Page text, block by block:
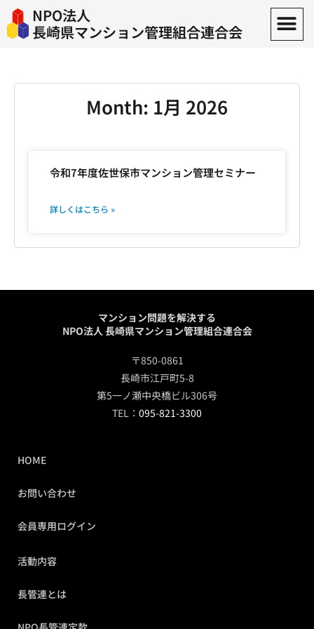
NPO法人
長崎県マンション管理組合連合会
Month: 1月 2026
令和7年度佐世保市マンション管理セミナー
詳しくはこちら »
マンション問題を解決する
NPO法人 長崎県マンション管理組合連合会
〒850-0861
長崎市江戸町5-8
第5一ノ瀬中央橋ビル306号
TEL： 095-821-3300
HOME
お問い合わせ
会員専用ログイン
活動内容
長管連とは